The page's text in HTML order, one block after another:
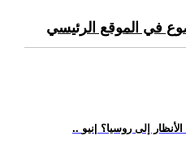
في الموقع الرئيسي
إلى روسيا؟ |نيو